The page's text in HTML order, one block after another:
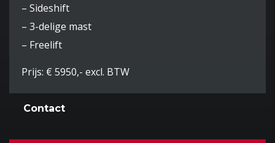
– Sideshift
– 3-delige mast
– Freelift
Prijs: € 5950,- excl. BTW
Contact